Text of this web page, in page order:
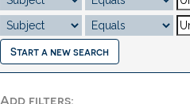
Start a new search
Add filters: